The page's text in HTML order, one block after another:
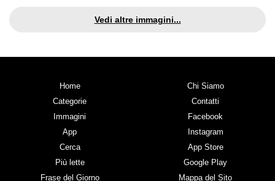
Vedi altre immagini...
Home
Categorie
Immagini
App
Cerca
Più lette
Frase del Giorno
Chi Siamo
Contatti
Facebook
Instagram
App Store
Google Play
Mappa del Sito